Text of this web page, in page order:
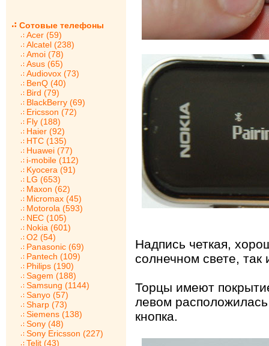
Сотовые телефоны
Acer (59)
Alcatel (238)
Amoi (78)
Asus (65)
Audiovox (73)
BenQ (40)
Bird (79)
BlackBerry (69)
Ericsson (72)
Fly (188)
Haier (92)
HTC (135)
Huawei (77)
i-mobile (112)
Kyocera (91)
LG (653)
Maxon (62)
Micromax (45)
Motorola (593)
NEC (105)
Nokia (601)
O2 (54)
Panasonic (69)
Pantech (109)
Philips (190)
Sagem (188)
Samsung (1144)
Sanyo (57)
Sharp (73)
Siemens (138)
Sony (48)
Sony Ericsson (227)
Telit (43)
Надпись четкая,
солнечном свете, так
Торцы имеют
левом
кнопка.